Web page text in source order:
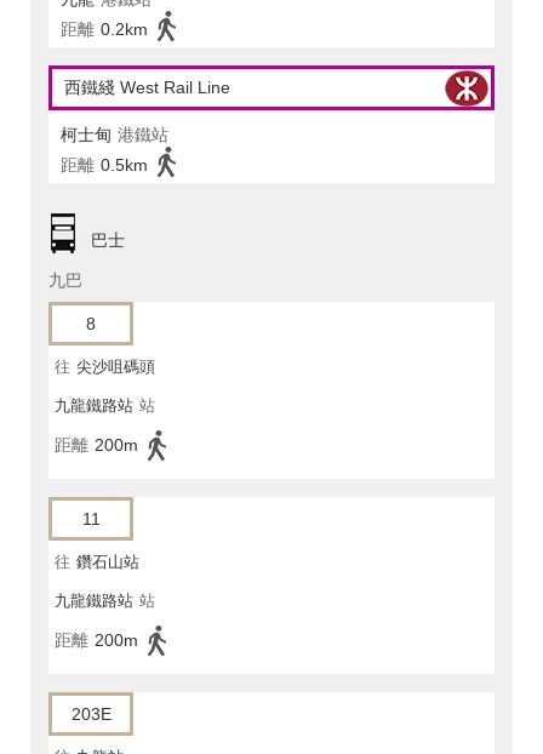
距離 0.2km
西鐵綫 West Rail Line
柯士甸 港鐵站
距離 0.5km
巴士
九巴
8
往 尖沙咀碼頭
九龍鐵路站 站
距離 200m
11
往 鑽石山站
九龍鐵路站 站
距離 200m
203E